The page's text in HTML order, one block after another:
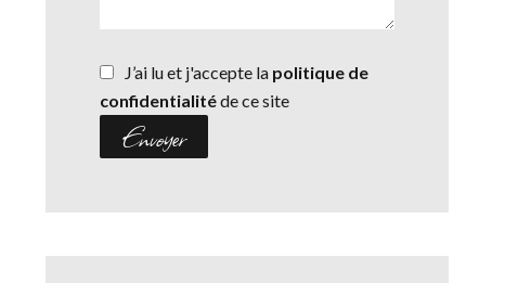
J’ai lu et j'accepte la politique de
confidentialitéde ce site
Envoyer